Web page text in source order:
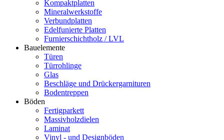
Kompaktplatten
Mineralwerkstoffe
Verbundplatten
Edelfunierte Platten
Furnierschichtholz / LVL
Bauelemente
Türen
Türrohlinge
Glas
Beschläge und Drückergarnituren
Bodentreppen
Böden
Fertigparkett
Massivholzdielen
Laminat
Vinyl - und Designböden